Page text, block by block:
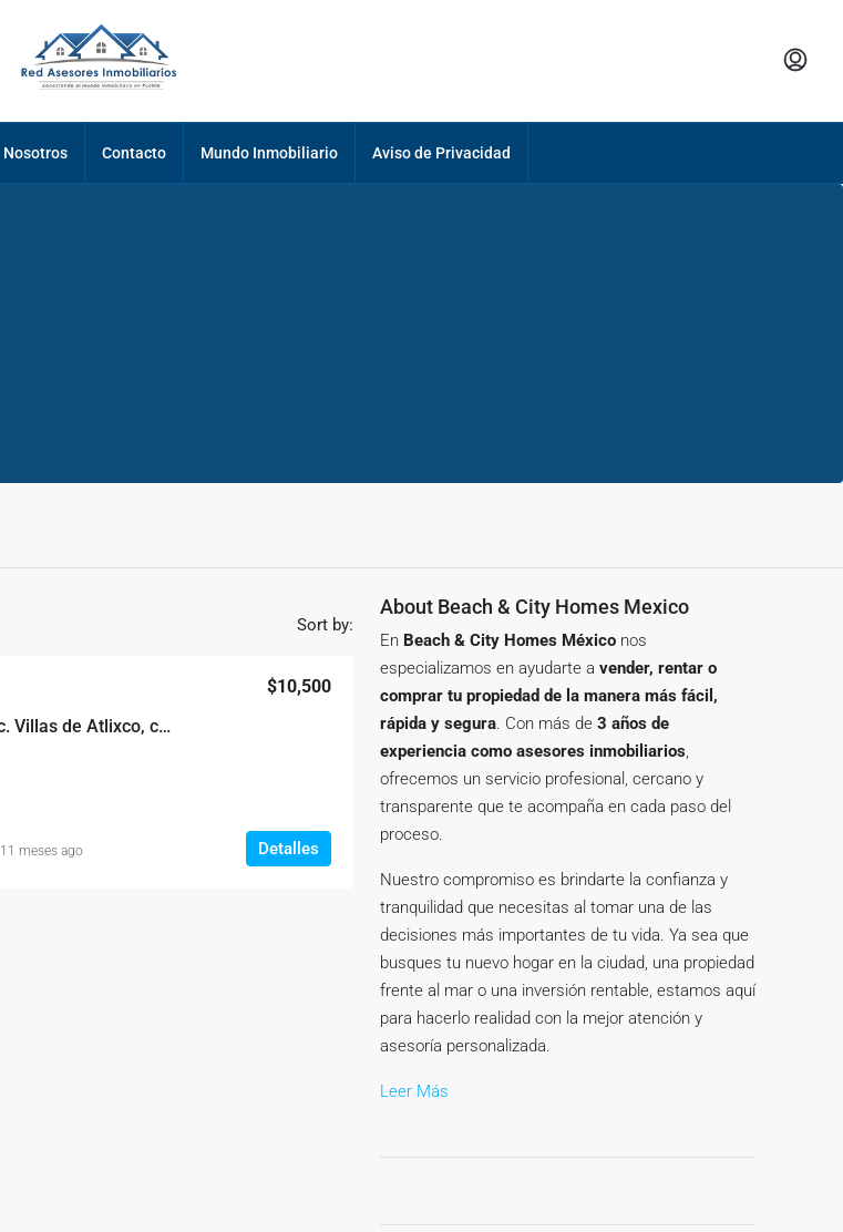
Nosotros Contacto Mundo Inmobiliario Aviso de Privacidad
Sort by:
Rento Casa Amueblada 3 rec. Villas de Atlixco, cerca CCU y Tec de Monterrey
$10,500
Detalles
11 meses ago
About Beach & City Homes Mexico
En Beach & City Homes México nos
especializamos en ayudarte a vender, rentar o
comprar tu propiedad de la manera más fácil,
rápida y segura. Con más de 3 años de
experiencia como asesores inmobiliarios,
ofrecemos un servicio profesional, cercano y
transparente que te acompaña en cada paso del
proceso.
Nuestro compromiso es brindarte la confianza y
tranquilidad que necesitas al tomar una de las
decisiones más importantes de tu vida. Ya sea que
busques tu nuevo hogar en la ciudad, una propiedad
frente al mar o una inversión rentable, estamos aquí
para hacerlo realidad con la mejor atención y
asesoría personalizada.
Leer Más